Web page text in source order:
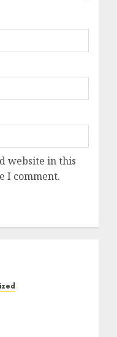
website in this
I comment.